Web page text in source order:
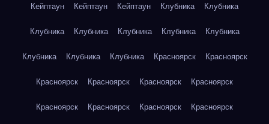
Кейптаун Кейптаун Кейптаун Клубника Клубника
Клубника Клубника Клубника Клубника Клубника
Клубника Клубника Клубника Красноярск Красноярск
Красноярск Красноярск Красноярск Красноярск
Красноярск Красноярск Красноярск Красноярск